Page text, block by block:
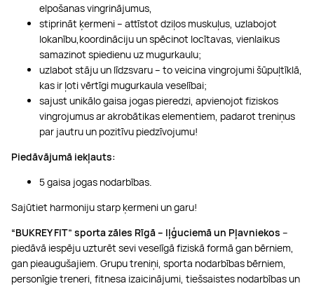
elpošanas vingrinājumus,
stiprināt ķermeni – attīstot dziļos muskuļus, uzlabojot
lokanību,koordināciju un spēcinot locītavas, vienlaikus
samazinot spiedienu uz mugurkaulu;
uzlabot stāju un līdzsvaru – to veicina vingrojumi šūpuļtīklā,
kas ir ļoti vērtīgi mugurkaula veselībai;
sajust unikālo gaisa jogas pieredzi, apvienojot fiziskos
vingrojumus ar akrobātikas elementiem, padarot treniņus
par jautru un pozitīvu piedzīvojumu!
Piedāvājumā iekļauts:
5 gaisa jogas nodarbības.
Sajūtiet harmoniju starp ķermeni un garu!
“BUKREY FIT” sporta zāles Rīgā – Iļģuciemā un Pļavniekos –
piedāvā iespēju uzturēt sevi veselīgā fiziskā formā gan bērniem,
gan pieaugušajiem. Grupu treniņi, sporta nodarbības bērniem,
personīgie treneri, fitnesa izaicinājumi, tiešsaistes nodarbības un